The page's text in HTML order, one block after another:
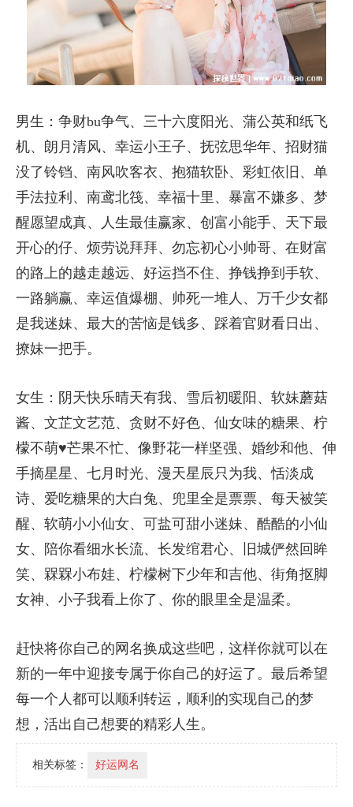
男生：争财bu争气、三十六度阳光、蒲公英和纸飞
机、朗月清风、幸运小王子、抚弦思华年、招财猫
没了铃铛、南风吹客衣、抱猫软卧、彩虹依旧、单
手法拉利、南鸢北筏、幸福十里、暴富不嫌多、梦
醒愿望成真、人生最佳赢家、创富小能手、天下最
开心的仔、烦劳说拜拜、勿忘初心小帅哥、在财富
的路上的越走越远、好运挡不住、挣钱挣到手软、
一路躺赢、幸运值爆棚、帅死一堆人、万千少女都
是我迷妹、最大的苦恼是钱多、踩着官财看日出、
撩妹一把手。
女生：阴天快乐晴天有我、雪后初暖阳、软妹蘑菇
酱、文芷文艺范、贪财不好色、仙女味的糖果、柠
檬不萌♥芒果不忙、像野花一样坚强、婚纱和他、伸
手摘星星、七月时光、漫天星辰只为我、恬淡成
诗、爱吃糖果的大白兔、兜里全是票票、每天被笑
醒、软萌小小仙女、可盐可甜小迷妹、酷酷的小仙
女、陪你看细水长流、长发绾君心、旧城俨然回眸
笑、槑槑小布娃、柠檬树下少年和吉他、街角抠脚
女神、小子我看上你了、你的眼里全是温柔。
赶快将你自己的网名换成这些吧，这样你就可以在
新的一年中迎接专属于你自己的好运了。最后希望
每一个人都可以顺利转运，顺利的实现自己的梦
想，活出自己想要的精彩人生。
相关标签： 好运网名